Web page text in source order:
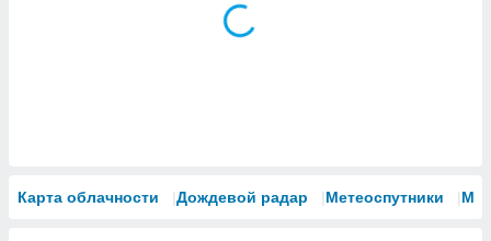
Карта облачности Дождевой радар Метеоспутники